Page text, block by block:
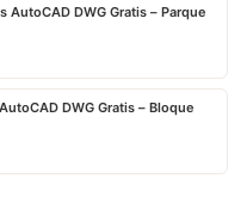
DWG Gratis – Parque
DWG Gratis – Bloque